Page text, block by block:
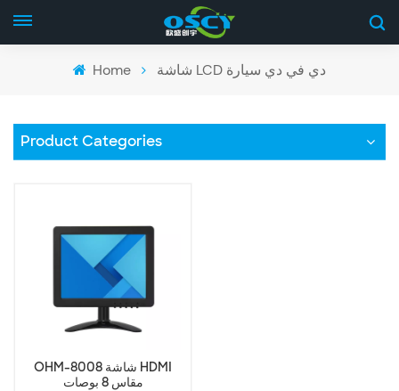
Home شاشة LCD دي في دي سيارة
Product Categories
OHM-8008 شاشة HDMI
مقاس 8 بوصات